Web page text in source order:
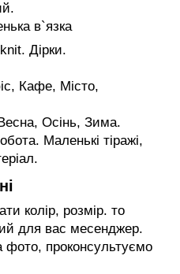
в`язка
Дірки.
Кафе, Місто,
Осінь, Зима.
Маленькі тіражі,
колір, розмір. то
для вас месенджер.
фото, проконсультуємо